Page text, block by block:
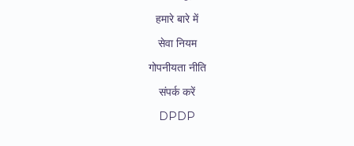
हमारे बारे में
सेवा नियम
गोपनीयता नीति
संपर्क करें
DPDP